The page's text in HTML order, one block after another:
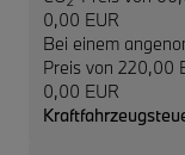
0,00 EUR
Bei einem
Preis von 220,00
0,00 EUR